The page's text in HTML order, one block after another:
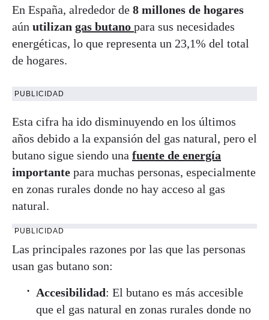
En España, alrededor de 8 millones de hogares
aún utilizan gas butano para sus necesidades
energéticas, lo que representa un 23,1% del total
de hogares.
PUBLICIDAD
Esta cifra ha ido disminuyendo en los últimos
años debido a la expansión del gas natural, pero el
butano sigue siendo una fuente de energía
importante para muchas personas, especialmente
en zonas rurales donde no hay acceso al gas
natural.
PUBLICIDAD
Las principales razones por las que las personas
usan gas butano son:
Accesibilidad: El butano es más accesible
que el gas natural en zonas rurales donde no